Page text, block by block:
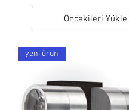
Öncekileri Yükle
yeni ürün